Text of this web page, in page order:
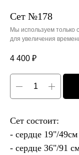
Сет №178
Мы используем
для увеличения
4 400 ₽
Сет состоит:
- сердце 19"/
- сердце 36"/91